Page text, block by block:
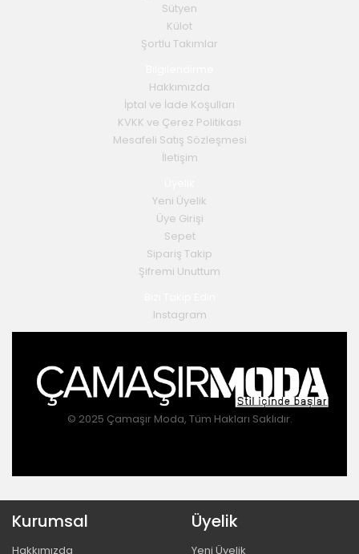
Sütyen
Külot
Şortlu Takımlar
Hakkımızda
İptal ve İade Koşulları
KVKK ve Çerez Politikası
Mesafeli Satış Sözleşmesi
İletişim
Yeni Üyelik
Üye Girişi
Sepet
Sipariş Takip
Şifremi Unuttum
Instagram
© 2025 Çamaşır Moda, Tüm Hakları Saklıdır.
Kurumsal
Hakkımızda
Üyelik
Yeni Üyelik